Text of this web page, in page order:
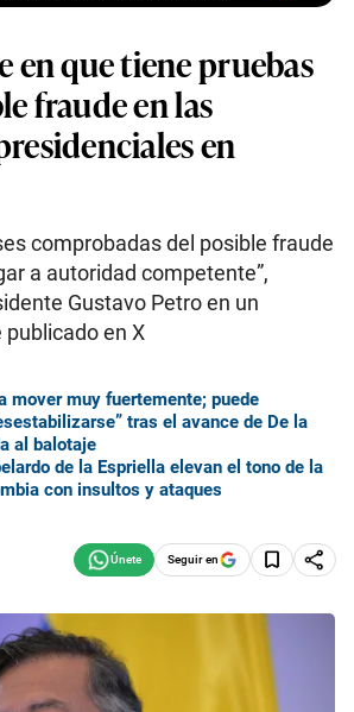
en que tiene pruebas
fraude en las
en
comprobadas del posible fraude
a autoridad competente”,
Gustavo Petro en un
en X
mover muy fuertemente; puede
tras el avance de De la
al balotaje
de la Espriella elevan el tono de la
con insultos y ataques
Seguir en